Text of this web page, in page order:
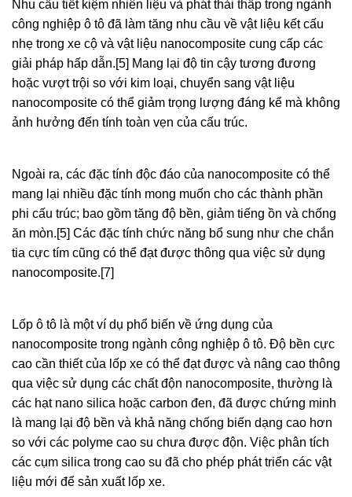
Nhu cầu tiết kiệm nhiên liệu và phát thải thấp trong ngành
công nghiệp ô tô đã làm tăng nhu cầu về vật liệu kết cấu
nhẹ trong xe cộ và vật liệu nanocomposite cung cấp các
giải pháp hấp dẫn.[5] Mang lại độ tin cậy tương đương
hoặc vượt trội so với kim loại, chuyển sang vật liệu
nanocomposite có thể giảm trọng lượng đáng kể mà không
ảnh hưởng đến tính toàn vẹn của cấu trúc.
Ngoài ra, các đặc tính độc đáo của nanocomposite có thể
mang lại nhiều đặc tính mong muốn cho các thành phần
phi cấu trúc; bao gồm tăng độ bền, giảm tiếng ồn và chống
ăn mòn.[5] Các đặc tính chức năng bổ sung như che chắn
tia cực tím cũng có thể đạt được thông qua việc sử dụng
nanocomposite.[7]
Lốp ô tô là một ví dụ phổ biến về ứng dụng của
nanocomposite trong ngành công nghiệp ô tô. Độ bền cực
cao cần thiết của lốp xe có thể đạt được và nâng cao thông
qua việc sử dụng các chất độn nanocomposite, thường là
các hạt nano silica hoặc carbon đen, đã được chứng minh
là mang lại độ bền và khả năng chống biến dạng cao hơn
so với các polyme cao su chưa được độn. Việc phân tích
các cụm silica trong cao su đã cho phép phát triển các vật
liệu mới để sản xuất lốp xe.